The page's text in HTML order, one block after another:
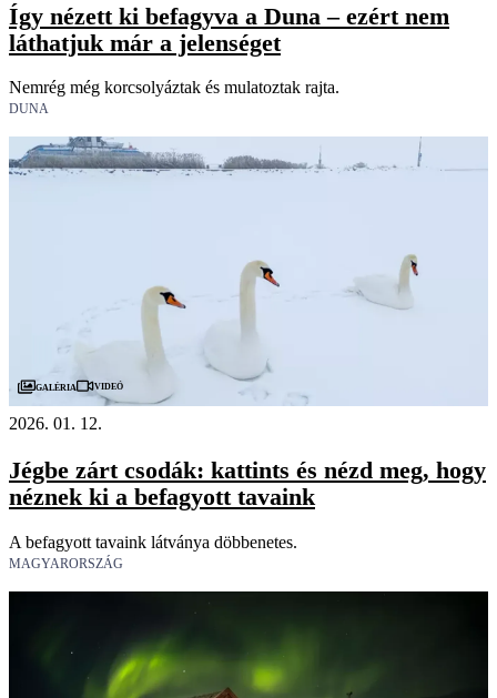
Így nézett ki befagyva a Duna – ezért nem
láthatjuk már a jelenséget
Nemrég még korcsolyáztak és mulatoztak rajta.
DUNA
Galéria Videó
2026. 01. 12.
Jégbe zárt csodák: kattints és nézd meg, hogy
néznek ki a befagyott tavaink
A befagyott tavaink látványa döbbenetes.
MAGYARORSZÁG